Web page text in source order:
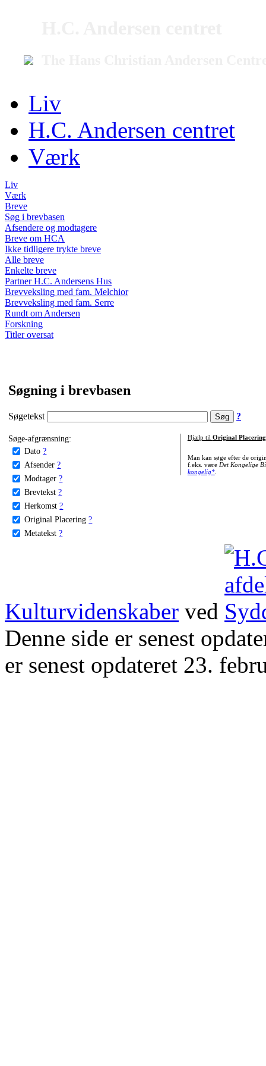
Liv
H.C. Andersen centret
Værk
Liv
Værk
Breve
Søg i brevbasen
Afsendere og modtagere
Breve om HCA
Ikke tidligere trykte breve
Alle breve
Enkelte breve
Partner H.C. Andersens Hus
Brevveksling med fam. Melchior
Brevveksling med fam. Serre
Rundt om Andersen
Forskning
Titler oversat
Søgning i brevbasen
Søgetekst ?
Søge-afgrænsning:
Dato ?
Afsender ?
Modtager ?
Brevtekst ?
Herkomst ?
Original Placering ?
Metatekst ?
Hjælp til Original Placering
Man kan søge efter de
f.eks. være Det Kongelige
kongelig*.
Kulturvidenskaber ved
Denne side er senest
er senest opdateret 23.